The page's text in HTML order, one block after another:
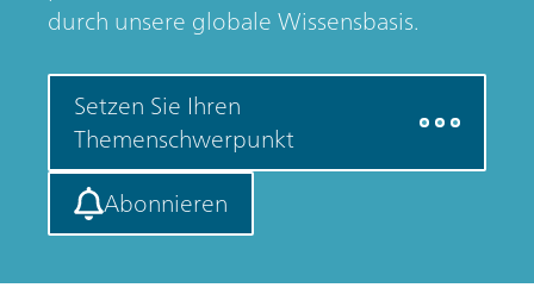
durch unsere globale Wissensbasis.
Setzen Sie Ihren
Themenschwerpunkt
Abonnieren